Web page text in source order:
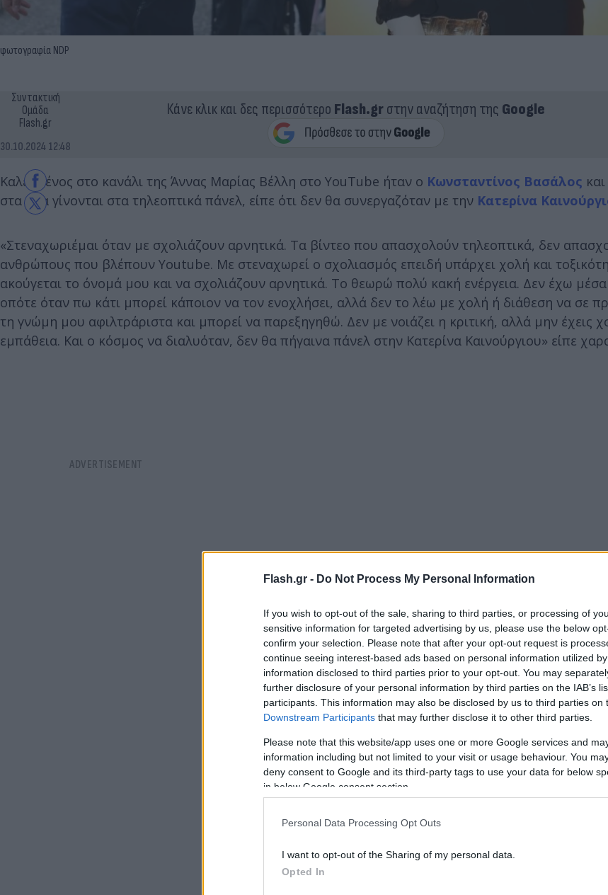
Flash.gr - Do Not Process My Personal Information
If you wish to opt-out of the sale, sharing to third parties, or processing of
sensitive information for targeted advertising by us, please use the below
confirm your selection. Please note that after your opt-out request is
continue seeing interest-based ads based on personal information utilized
information disclosed to third parties prior to your opt-out. You may
further disclosure of your personal information by third parties on the IAB’s
participants. This information may also be disclosed by us to third parties on
Downstream Participants that may further disclose it to other third parties.
Please note that this website/app uses one or more Google services and
information including but not limited to your visit or usage behaviour. You
deny consent to Google and its third-party tags to use your data for below
in below Google consent section.
Personal Data Processing Opt Outs
I want to opt-out of the Sharing of my personal data.
Opted In
φωτογραφία NDP
Συντακτική
Ομάδα
Flash.gr
30.10.2024 12:48
Κάνε κλικ και δες περισσότερο Flash.grστην αναζήτηση της Google
Καλεσμένος στο κανάλι της Άννας Μαρίας Βέλλη στο YouTube ήταν ο Κωνσταντίνος Βασάλος
στα όσα γίνονται στα τηλεοπτικά πάνελ, είπε ότι δεν θα συνεργαζόταν με την Κατερίνα
«Στεναχωριέμαι όταν με σχολιάζουν αρνητικά. Τα βίντεο που απασχολούν τηλεοπτικά, δεν
ανθρώπους που βλέπουν Youtube. Με στεναχωρεί ο σχολιασμός επειδή υπάρχει χολή και
ακούγεται το όνομά μου και να σχολιάζουν αρνητικά. Το θεωρώ πολύ κακή ενέργεια. Δεν έχω
οπότε όταν πω κάτι μπορεί κάποιον να τον ενοχλήσει, αλλά δεν το λέω με χολή ή διάθεση να σε
τη γνώμη μου αφιλτράριστα και μπορεί να παρεξηγηθώ. Δεν με νοιάζει η κριτική, αλλά μην έχεις
εμπάθεια. Και ο κόσμος να διαλυόταν, δεν θα πήγαινα πάνελ στην Κατερίνα Καινούργιου» είπε